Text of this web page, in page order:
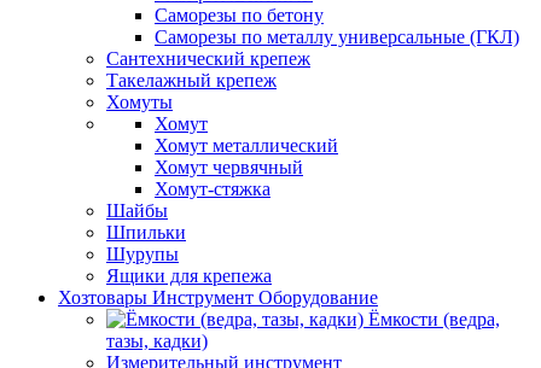
Саморезы по бетону
Саморезы по металлу универсальные (ГКЛ)
Сантехнический крепеж
Такелажный крепеж
Хомуты
Хомут
Хомут металлический
Хомут червячный
Хомут-стяжка
Шайбы
Шпильки
Шурупы
Ящики для крепежа
Хозтовары Инструмент Оборудование
Ёмкости (ведра,
тазы, кадки)
Измерительный инструмент